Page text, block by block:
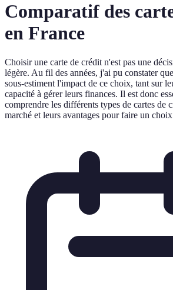
Comparatif des
en France
Choisir une carte de crédit n'est pas une
légère. Au fil des années, j'ai pu constater
sous-estiment l'impact de ce choix, tant sur
capacité à gérer leurs finances. Il est donc
comprendre les différents types de cartes de
marché et leurs avantages pour faire un